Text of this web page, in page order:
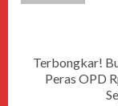
Terbongkar!
Peras OPD